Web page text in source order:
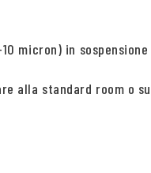
micron) in sospensione
alla standard room o